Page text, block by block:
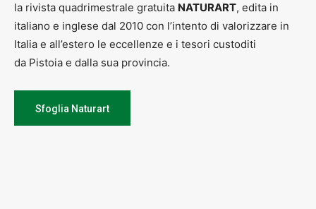
la rivista quadrimestrale gratuita NATURART, edita in
italiano e inglese dal 2010 con l’intento di valorizzare in
Italia e all’estero le eccellenze e i tesori custoditi
da Pistoia e dalla sua provincia.
Sfoglia Naturart